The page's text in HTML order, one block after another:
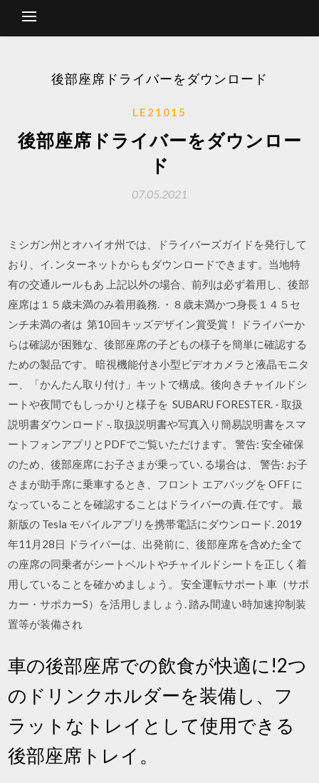
後部座席ドライバーをダウンロード
LE21015
後部座席ドライバーをダウンロー
ド
07.05.2021
ミシガン州とオハイオ州では、ドライバーズガイドを発行して
おり、イ. ンターネットからもダウンロードできます。当地特
有の交通ルールもあ 上記以外の場合、前列は必ず着用し、後部
座席は１５歳未満のみ着用義務. ・８歳未満かつ身長１４５セ
ンチ未満の者は 第10回キッズデザイン賞受賞！ ドライバーか
らは確認が困難な、後部座席の子どもの様子を簡単に確認する
ための製品です。 暗視機能付き小型ビデオカメラと液晶モニタ
ー、「かんたん取り付け」キットで構成。後向きチャイルドシ
ートや夜間でもしっかりと様子を SUBARU FORESTER. - 取扱
説明書ダウンロード -. 取扱説明書や写真入り簡易説明書をスマ
ートフォンアプリとPDFでご覧いただけます。 警告: 安全確保
のため、後部座席にお子さまが乗ってい. る場合は、 警告: お子
さまが助手席に乗車するとき、フロント エアバッグを OFF に
なっていることを確認することはドライバーの責. 任です。 最
新版の Tesla モバイルアプリを携帯電話にダウンロード. 2019
年11月28日 ドライバーは、出発前に、後部座席を含めた全て
の座席の同乗者がシートベルトやチャイルドシートを正しく着
用していることを確かめましょう。 安全運転サポート車（サポ
カー・サポカーS）を活用しましょう. 踏み間違い時加速抑制装
置等が装備され
車の後部座席での飲食が快適に!2つ
のドリンクホルダーを装備し、フ
ラットなトレイとして使用できる
後部座席トレイ。